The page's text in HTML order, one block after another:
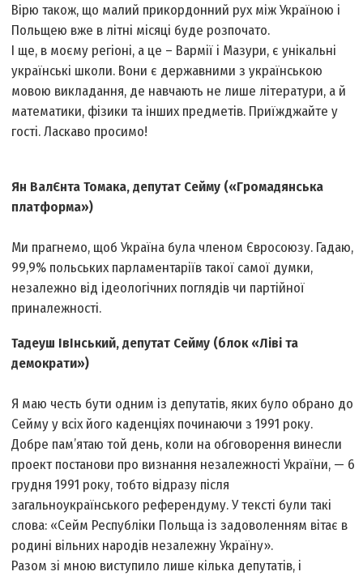
Вірю також, що малий прикордонний рух між Україною і
Польщею вже в літні місяці буде розпочато.
І ще, в моєму регіоні, а це – Вармії і Мазури, є унікальні
українські школи. Вони є державними з українською
мовою викладання, де навчають не лише літератури, а й
математики, фізики та інших предметів. Приїжджайте у
гості. Ласкаво просимо!
Ян ВалЄнта Томака, депутат Сейму («Громадянська
платформа»)
Ми прагнемо, щоб Україна була членом Євросоюзу. Гадаю,
99,9% польських парламентаріїв такої самої думки,
незалежно від ідеологічних поглядів чи партійної
приналежності.
Тадеуш ІвІнський, депутат Сейму (блок «Ліві та
демократи»)
Я маю честь бути одним із депутатів, яких було обрано до
Сейму у всіх його каденціях починаючи з 1991 року.
Добре пам’ятаю той день, коли на обговорення винесли
проект постанови про визнання незалежності України, — 6
грудня 1991 року, тобто відразу після
загальноукраїнського референдуму. У тексті були такі
слова: «Сейм Республіки Польща із задоволенням вітає в
родині вільних народів незалежну Україну».
Разом зі мною виступило лише кілька депутатів, і